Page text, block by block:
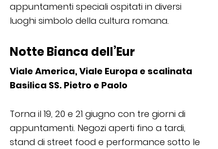
appuntamenti speciali ospitati in diversi
luoghi simbolo della cultura romana.
Notte Bianca dell’Eur
Viale America, Viale Europa e scalinata
Basilica SS. Pietro e Paolo
Torna il 19, 20 e 21 giugno con tre giorni di
appuntamenti. Negozi aperti fino a tardi,
stand di street food e performance sotto le